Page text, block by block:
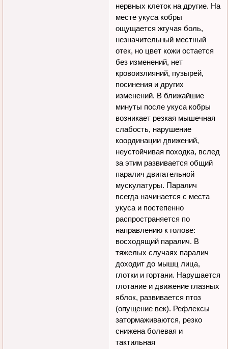
нервных клеток на другие. На
месте укуса кобры
ощущается жгучая боль,
незначительный местный
отек, но цвет кожи остается
без изменений, нет
кровоизлияний, пузырей,
посинения и других
изменений. В ближайшие
минуты после укуса кобры
возникает резкая мышечная
слабость, нарушение
координации движений,
неустойчивая походка, вслед
за этим развивается общий
паралич двигательной
мускулатуры. Паралич
всегда начинается с места
укуса и постепенно
распространяется по
направлению к голове:
восходящий паралич. В
тяжелых случаях паралич
доходит до мышц лица,
глотки и гортани. Нарушается
глотание и движение глазных
яблок, развивается птоз
(опущение век). Рефлексы
затормаживаются, резко
снижена болевая и
тактильная